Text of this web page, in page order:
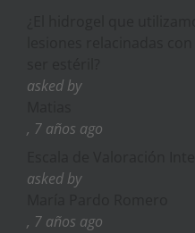
asked by
, 7 años ago
asked by
, 7 años ago